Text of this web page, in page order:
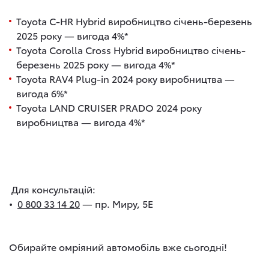
Toyota C-HR Hybrid виробництво січень-березень
2025 року — вигода 4%*
Toyota Corolla Cross Hybrid виробництво січень-
березень 2025 року — вигода 4%*
Toyota RAV4 Plug-in 2024 року виробництва —
вигода 6%*
Toyota LAND CRUISER PRADO 2024 року
виробництва — вигода 4%*
Для консультацій:
• 0 800 33 14 20— пр. Миру, 5Е
Обирайте омріяний автомобіль вже сьогодні!